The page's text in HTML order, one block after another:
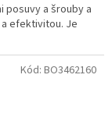
posuvy a šrouby a
efektivitou. Je
Kód: BO3462160